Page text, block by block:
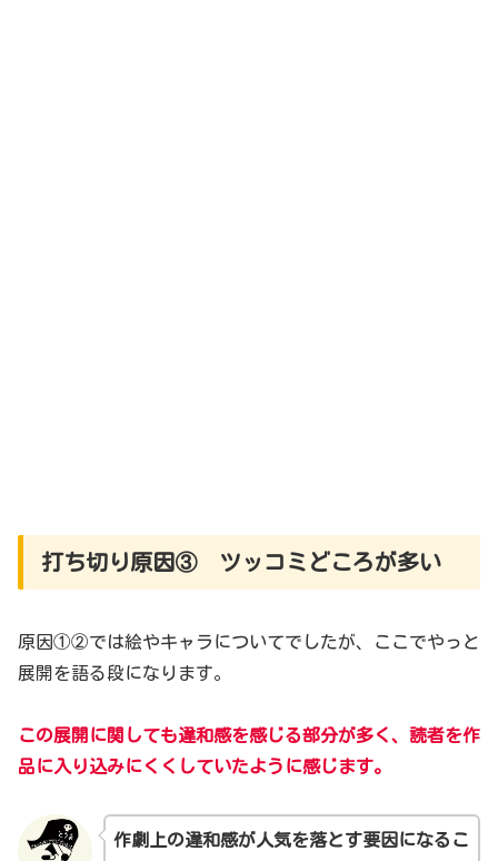
打ち切り原因③ ツッコミどころが多い
原因①②では絵やキャラについてでしたが、ここでやっと
展開を語る段になります。
この展開に関しても違和感を感じる部分が多く、 読者を作
品に入り込みにくくしていたように感じます。
作劇上の違和感が人気を落とす要因になるこ